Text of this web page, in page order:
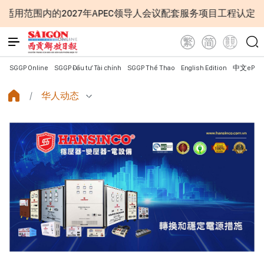
年APEC领导人会议配套服务项目工程认定标准 越南
SGGP Online SGGP Đầu tư Tài chính SGGP Thể Thao English Edition 中文
华人动态